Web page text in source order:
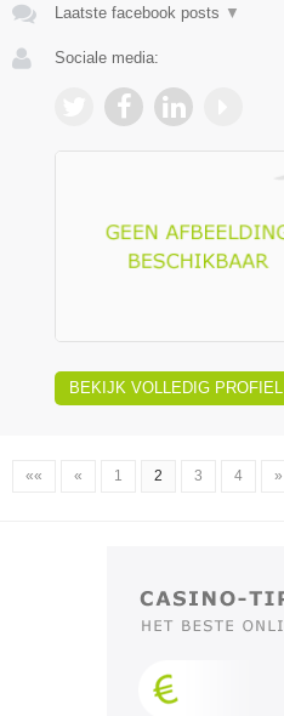
Laatste facebook posts ▼
Sociale media:
BEKIJK VOLLEDIG PROFIEL
«« « 1 2 3 4 »